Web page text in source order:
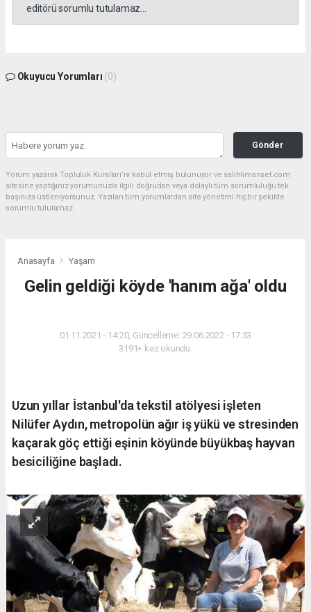
editörü sorumlu tutulamaz...
Okuyucu Yorumları (0)
Gönder
Yorum yazarak Topluluk Kuralları’nı kabul etmiş bulunuyor ve salihlimanset.com
sitesine yaptığınız yorumunuzla ilgili doğrudan veya dolaylı tüm sorumluluğu tek
başınıza üstleniyorsunuz. Yazılan tüm yorumlardan site yönetimi hiçbir şekilde
sorumlu tutulamaz.
Anasayfa Yaşam
Gelin geldiği köyde 'hanım ağa' oldu
01.11.2021 - 14:20, Güncelleme: 29.06.2022 - 17:53
3191+ kez okundu.
Uzun yıllar İstanbul'da tekstil atölyesi işleten
Nilüfer Aydın, metropolün ağır iş yükü ve stresinden
kaçarak göç ettiği eşinin köyünde büyükbaş hayvan
besiciliğine başladı.